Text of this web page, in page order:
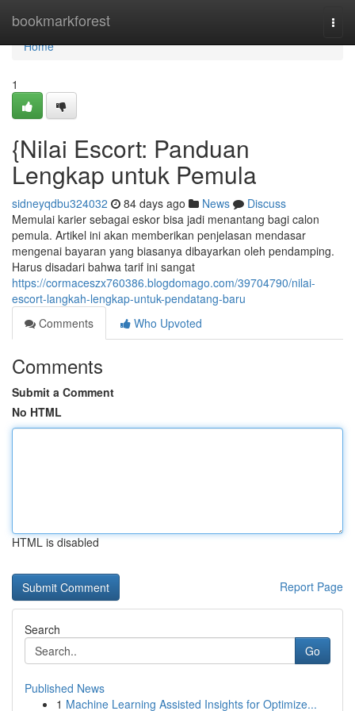
bookmarkforest
Home
Home
1
{Nilai Escort: Panduan
Lengkap untuk Pemula
sidneyqdbu324032 84 days ago News
Discuss
Memulai karier sebagai eskor bisa jadi menantang bagi calon
pemula. Artikel ini akan memberikan penjelasan mendasar
mengenai bayaran yang biasanya dibayarkan oleh pendamping.
Harus disadari bahwa tarif ini sangat
https://cormaceszx760386.blogdomago.com/39704790/nilai-
escort-langkah-lengkap-untuk-pendatang-baru
Comments
Who Upvoted
Comments
Submit a Comment
No HTML
HTML is disabled
Report Page
Search
Go
Published News
1 Machine Learning Assisted Insights for Optimize...